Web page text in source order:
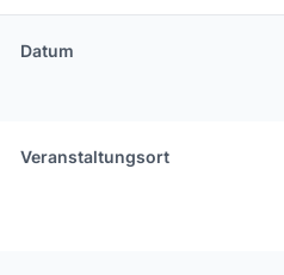
Datum
Veranstaltungsort